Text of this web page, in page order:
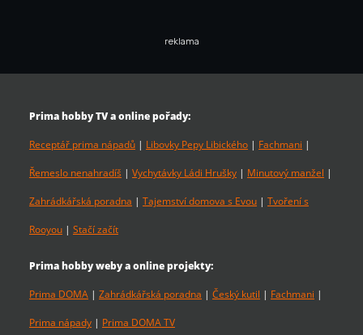
reklama
Prima hobby TV a online pořady:
Receptář prima nápadů | Libovky Pepy Libického | Fachmani |
Řemeslo nenahradíš | Vychytávky Ládi Hrušky | Minutový manžel |
Zahrádkářská poradna | Tajemství domova s Evou | Tvoření s
Rooyou | Stačí začít
Prima hobby weby a online projekty:
Prima DOMA | Zahrádkářská poradna | Český kutil | Fachmani |
Prima nápady | Prima DOMA TV